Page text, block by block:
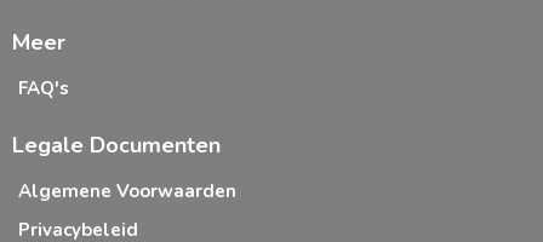
Meer
FAQ's
Legale Documenten
Algemene Voorwaarden
Privacybeleid